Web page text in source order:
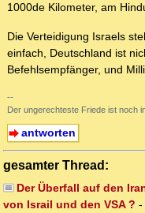
1000de Kilometer, am
Die Verteidigung Israels
einfach, Deutschland ist
Befehlsempfänger, und
--
Der ungerechteste Friede ist noch
antworten
gesamter Thread:
Der Überfall auf den
von Israil und den VSA ? -